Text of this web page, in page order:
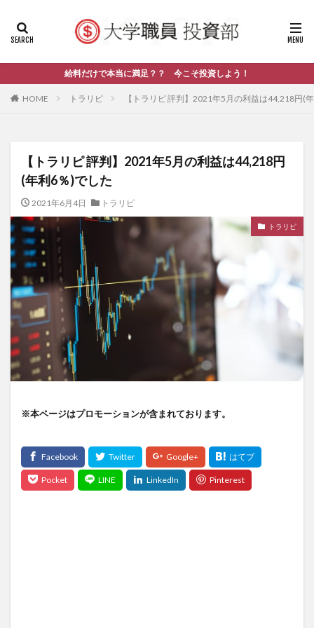
給料だけで本当に満足？？ 今こそ投資しよう！
HOME トラリピ 【トラリピ 評判】2021年5月の利益は44,218円(
【トラリピ 評判】2021年5月の利益は44,218円
(年利6％)でした
2021年6月4日 トラリピ
トラリピ
※本ページはプロモーションが含まれております。